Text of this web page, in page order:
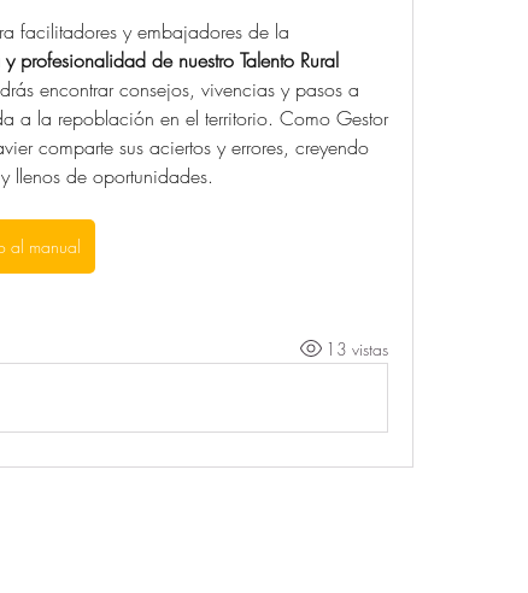
facilitadores y embajadores de la
profesionalidad de nuestro Talento Rural
encontrar consejos, vivencias y pasos a
a la repoblación en el territorio. Como Gestor
comparte sus aciertos y errores, creyendo
llenos de oportunidades.
al manual
13 vistas